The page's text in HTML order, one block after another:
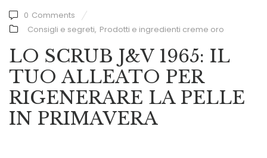
0 Comments
Consigli e segreti, Prodotti e ingredienti creme oro
LO SCRUB J&V 1965: IL
TUO ALLEATO PER
RIGENERARE LA PELLE
IN PRIMAVERA